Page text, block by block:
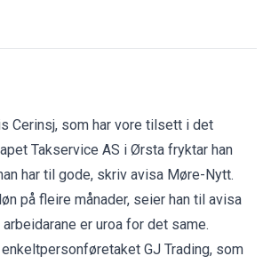
Cerinsj, som har vore tilsett i det
Takservice AS i Ørsta fryktar han
har til gode, skriv avisa Møre-Nytt.
på fleire månader, seier han til avisa
er uroa for det same.
GJ Trading, som